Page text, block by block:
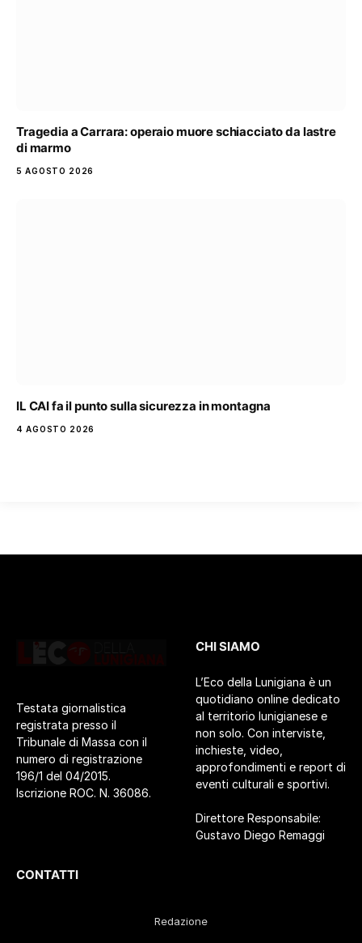
Tragedia a Carrara: operaio muore schiacciato da lastre
di marmo
5 AGOSTO 2026
IL CAI fa il punto sulla sicurezza in montagna
4 AGOSTO 2026
Testata giornalistica
registrata presso il
Tribunale di Massa con il
numero di registrazione
196/1 del 04/2015.
Iscrizione ROC. N. 36086.
CHI SIAMO
L’Eco della Lunigiana è un
quotidiano online dedicato
al territorio lunigianese e
non solo. Con interviste,
inchieste, video,
approfondimenti e report di
eventi culturali e sportivi.
Direttore Responsabile:
Gustavo Diego Remaggi
CONTATTI
Redazione